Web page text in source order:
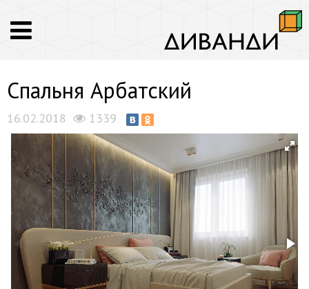
Спальня Арбатский
16.02.2018 1339